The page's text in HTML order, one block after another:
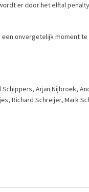
er door het elftal
onvergetelijk moment te
Arjan Nijbroek,
Richard Schreijer, Mark